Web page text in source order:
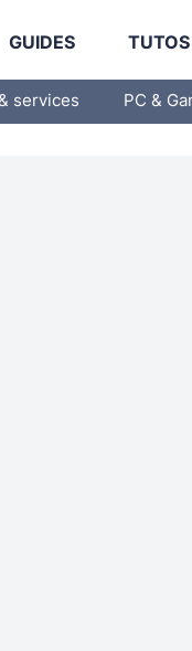
GUIDES TUTOS
services PC &